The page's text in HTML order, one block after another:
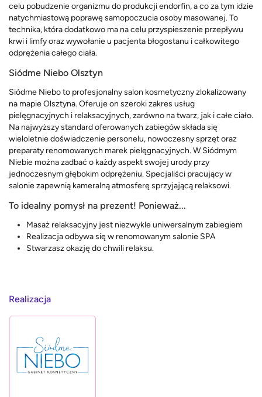
celu pobudzenie organizmu do produkcji endorfin, a co za tym idzie
natychmiastową poprawę samopoczucia osoby masowanej. To
technika, która dodatkowo ma na celu przyspieszenie przepływu
krwi i limfy oraz wywołanie u pacjenta błogostanu i całkowitego
odprężenia całego ciała.
Siódme Niebo Olsztyn
Siódme Niebo to profesjonalny salon kosmetyczny zlokalizowany
na mapie Olsztyna. Oferuje on szeroki zakres usług
pielęgnacyjnych i relaksacyjnych, zarówno na twarz, jak i całe ciało.
Na najwyższy standard oferowanych zabiegów składa się
wieloletnie doświadczenie personelu, nowoczesny sprzęt oraz
preparaty renomowanych marek pielęgnacyjnych. W Siódmym
Niebie można zadbać o każdy aspekt swojej urody przy
jednoczesnym głębokim odprężeniu. Specjaliści pracujący w
salonie zapewnią kameralną atmosferę sprzyjającą relaksowi.
To idealny pomysł na prezent! Ponieważ...
Masaż relaksacyjny jest niezwykle uniwersalnym zabiegiem
Realizacja odbywa się w renomowanym salonie SPA
Stwarzasz okazję do chwili relaksu.
Realizacja